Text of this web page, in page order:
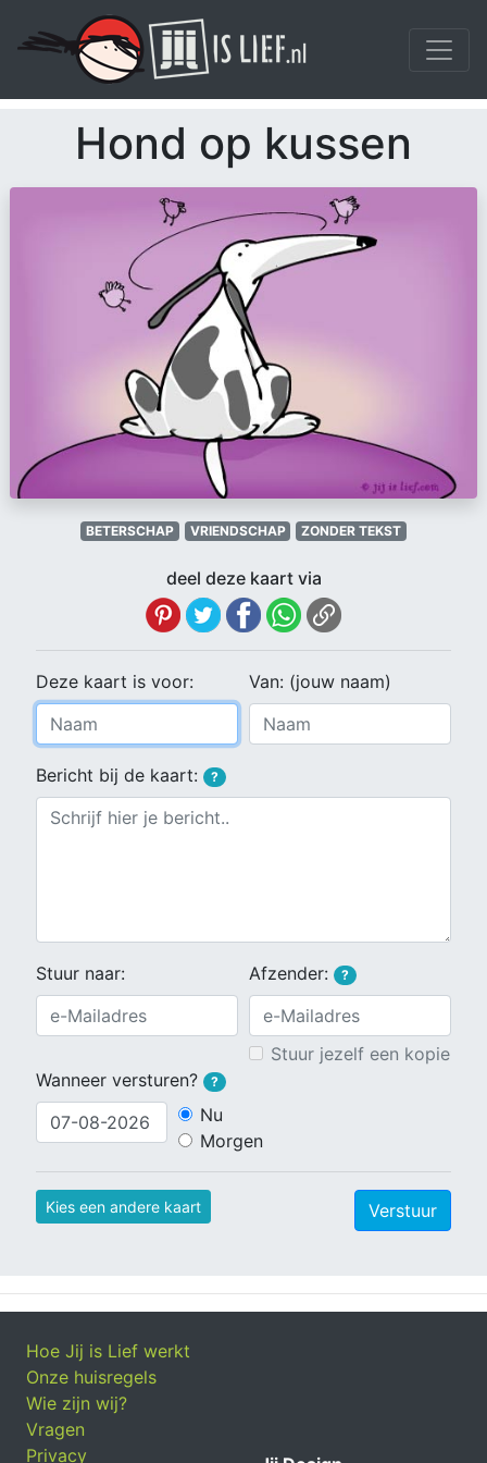
Hond op kussen
BETERSCHAP VRIENDSCHAP ZONDER TEKST
deel deze kaart via
Deze kaart is voor: Van: (jouw naam)
Bericht bij de kaart: ?
Stuur naar: Afzender: ?
Stuur jezelf een kopie
Wanneer versturen?
?
Nu
Morgen
Kies een andere kaart Verstuur
Hoe Jij is Lief werkt
Onze huisregels
Wie zijn wij?
Vragen
Privacy